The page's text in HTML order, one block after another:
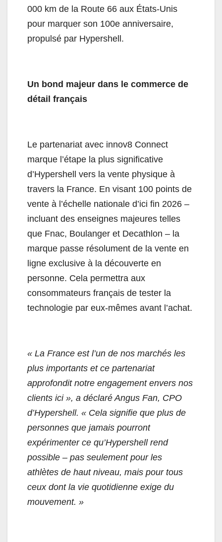
000 km de la Route 66 aux États-Unis
pour marquer son 100e anniversaire,
propulsé par Hypershell.
Un bond majeur dans le commerce de
détail français
Le partenariat avec innov8 Connect
marque l’étape la plus significative
d’Hypershell vers la vente physique à
travers la France. En visant 100 points de
vente à l’échelle nationale d’ici fin 2026 –
incluant des enseignes majeures telles
que Fnac, Boulanger et Decathlon – la
marque passe résolument de la vente en
ligne exclusive à la découverte en
personne. Cela permettra aux
consommateurs français de tester la
technologie par eux-mêmes avant l’achat.
« La France est l’un de nos marchés les
plus importants et ce partenariat
approfondit notre engagement envers nos
clients ici », a déclaré Angus Fan, CPO
d’Hypershell. « Cela signifie que plus de
personnes que jamais pourront
expérimenter ce qu’Hypershell rend
possible – pas seulement pour les
athlètes de haut niveau, mais pour tous
ceux dont la vie quotidienne exige du
mouvement. »